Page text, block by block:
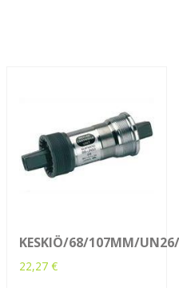
KESKIÖ/68/107MM/
22,27€